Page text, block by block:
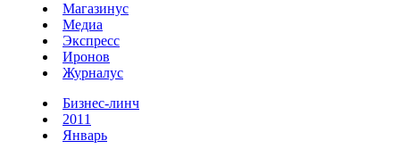
Магазинус
Медиа
Экспресс
Иронов
Журналус
Бизнес-линч
2011
Январь